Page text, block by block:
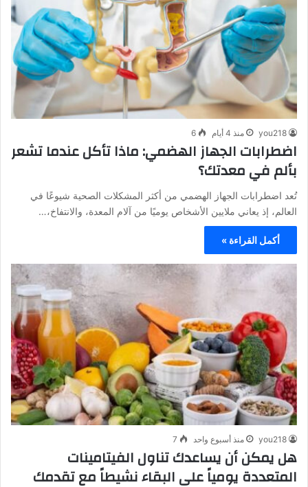
you218 منذ 4 أيام 6
اضطرابات الجهاز الهضمي: ماذا تأكل عندما تشعر
بألم في معدتك؟
تُعد اضطرابات الجهاز الهضمي من أكثر المشكلات الصحية شيوعًا في
العالم، إذ يعاني ملايين الأشخاص يوميًا من آلام المعدة، والانتفاخ،…
أكمل القراءة »
you218 منذ أسبوع واحد 7
هل يمكن أن يساعدك تناول الفيتامينات
المتعددة يومياً على البقاء نشيطاً مع تقدمك